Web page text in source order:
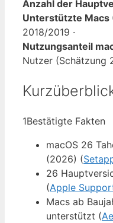
Anzahl der
Unterstützte Macs
2018/2019 ·
Nutzungsanteil
Nutzer (Schätzung
1Bestätigte Fakten
macOS 26
(2026) (
26
(Apple
Macs ab
unterstützt (